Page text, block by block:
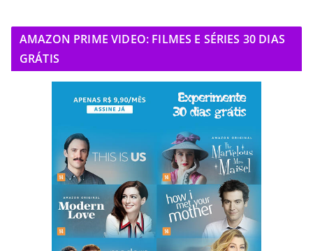
AMAZON PRIME VIDEO: FILMES E SÉRIES 30 DIAS
GRÁTIS